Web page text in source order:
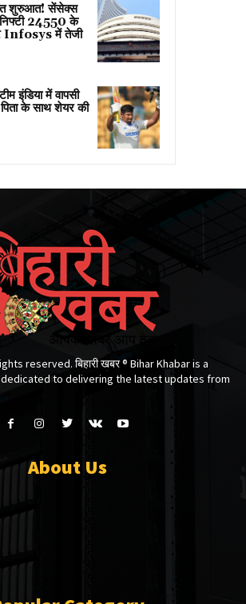
शुरुआत! सेंसेक्स
24550 के
में तेजी
इंडिया में वापसी
के साथ शेयर की
reserved. बिहारी खबर ®​ Bihar Khabar is a
to delivering the latest updates from
About Us